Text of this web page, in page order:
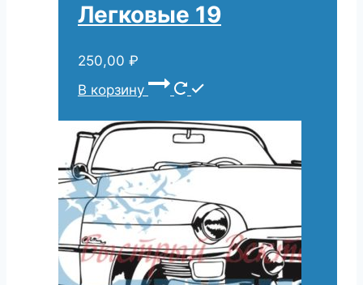
Легковые 19
250,00 ₽
В корзину